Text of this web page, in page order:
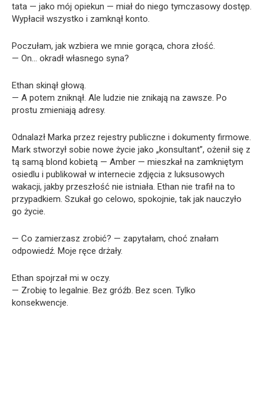
tata — jako mój opiekun — miał do niego tymczasowy dostęp.
Wypłacił wszystko i zamknął konto.
Poczułam, jak wzbiera we mnie gorąca, chora złość.
— On… okradł własnego syna?
Ethan skinął głową.
— A potem zniknął. Ale ludzie nie znikają na zawsze. Po
prostu zmieniają adresy.
Odnalazł Marka przez rejestry publiczne i dokumenty firmowe.
Mark stworzył sobie nowe życie jako „konsultant”, ożenił się z
tą samą blond kobietą — Amber — mieszkał na zamkniętym
osiedlu i publikował w internecie zdjęcia z luksusowych
wakacji, jakby przeszłość nie istniała. Ethan nie trafił na to
przypadkiem. Szukał go celowo, spokojnie, tak jak nauczyło
go życie.
— Co zamierzasz zrobić? — zapytałam, choć znałam
odpowiedź. Moje ręce drżały.
Ethan spojrzał mi w oczy.
— Zrobię to legalnie. Bez gróźb. Bez scen. Tylko
konsekwencje.